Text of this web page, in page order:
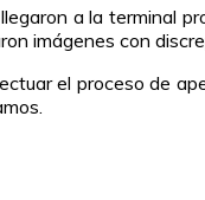
a la terminal
imágenes con
el proceso de